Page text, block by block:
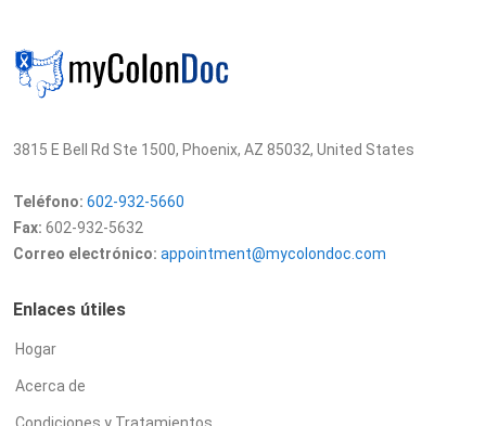
3815 E Bell Rd Ste 1500, Phoenix, AZ 85032, United States
Teléfono: 602-932-5660
Fax: 602-932-5632
Correo electrónico: appointment@mycolondoc.com
Enlaces útiles
Hogar
Acerca de